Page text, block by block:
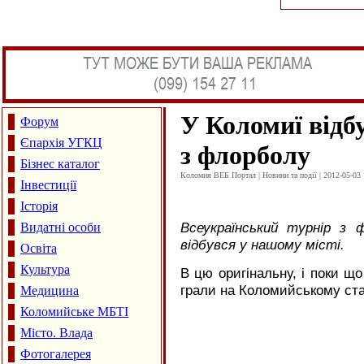
Форум
Єпархія УГКЦ
Бізнес каталог
Інвестиції
Історія
Видатні особи
Освіта
Культура
Медицина
Коломийське МБТІ
Місто. Влада
Фотогалерея
У Коломиї
з флорболу
Коломия ВЕБ Портал | Новини та події | 2012-05-03
Всеукраїнський турнір
відбувся у нашому місті.
В цю оригінальну, і поки
грали на Коломийському